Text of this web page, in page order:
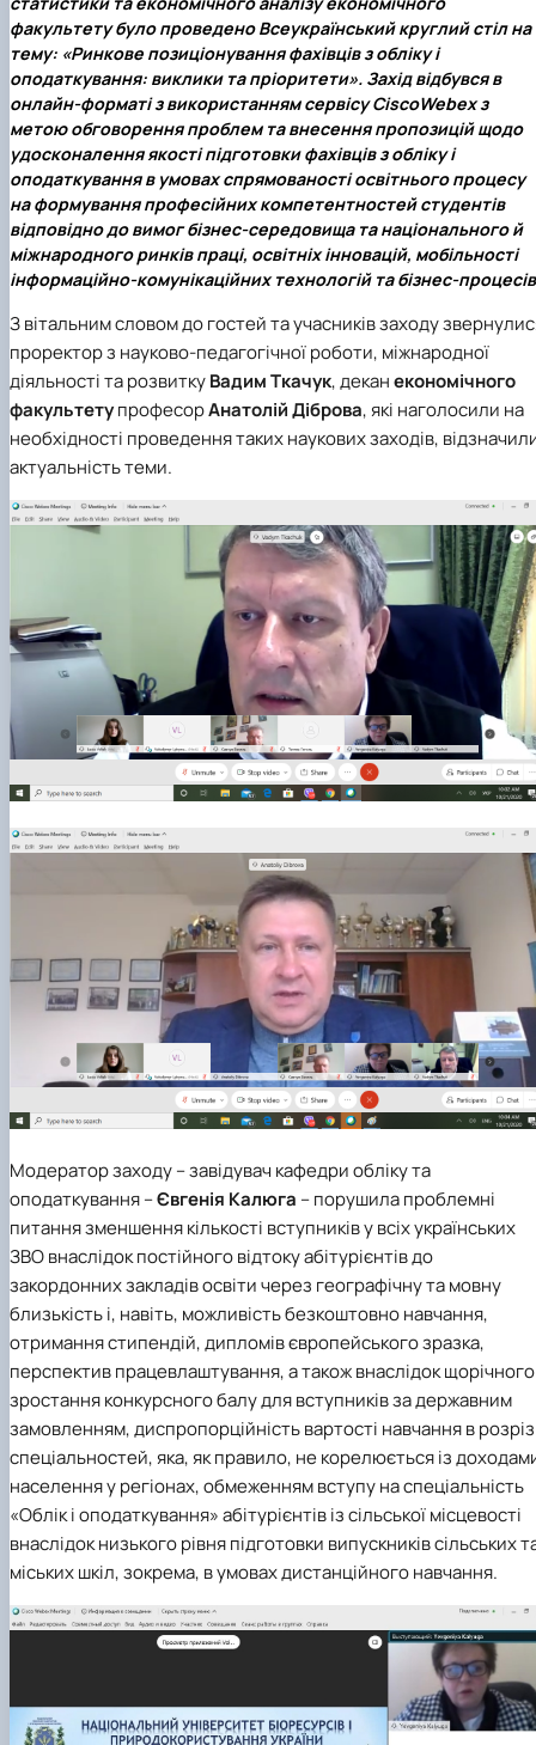
факультету було проведеноВсеукраїнський круглий стіл на
тему: «Ринкове позиціонування фахівців з обліку і
оподаткування: виклики та пріоритети». Захід відбувся в
онлайн-форматі з використанням сервісу СіsсоWebex з
метою обговорення проблем та внесення пропозицій щодо
удосконалення якості підготовки фахівців з обліку і
оподаткування в умовах спрямованості освітнього процесу
на формування професійних компетентностей студентів
відповідно до вимог бізнес-середовища та національного й
міжнародного ринків праці, освітніх інновацій, мобільності
інформаційно-комунікаційних технологій та бізнес-
З вітальним словом до гостей та учасників заходу
проректор з науково-педагогічної роботи, міжнародної
діяльності та розвиткуВадим Ткачук, деканекономічного
факультетупрофесорАнатолій Діброва, які наголосили на
необхідності проведення таких наукових заходів,
актуальність теми.
Модератор заходу – завідувачкафедри обліку та
оподаткування–Євгенія Калюга – порушила проблемні
питання зменшення кількості вступників у всіх українських
ЗВО внаслідок постійного відтоку абітурієнтів до
закордонних закладів освіти через географічну та мовну
близькість і, навіть, можливість безкоштовно навчання,
отримання стипендій, дипломів європейського зразка,
перспектив працевлаштування, а також внаслідок щорічного
зростання конкурсного балу для вступників за державним
замовленням, диспропорційність вартості навчання в
спеціальностей, яка, як правило, не корелюється із
населення у регіонах, обмеженням вступу наспеціальність
«Облік і оподаткування»абітурієнтів із сільської місцевості
внаслідок низького рівня підготовки випускників сільських
міських шкіл, зокрема, в умовах дистанційного навчання.